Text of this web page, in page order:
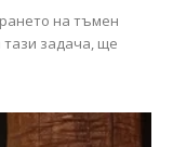
на тъмен
задача, ще